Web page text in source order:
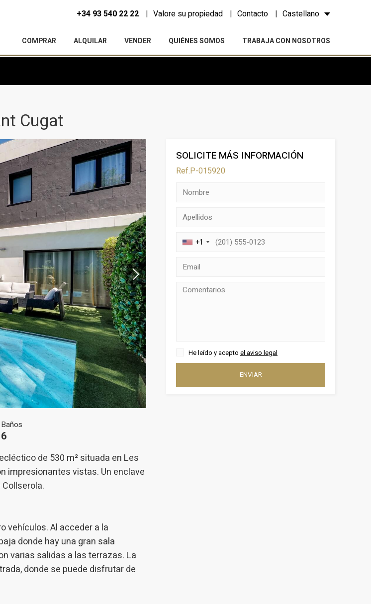
+34 93 540 22 22 Valore su propiedad Contacto Castellano
COMPRAR ALQUILAR VENDER QUIÉNES SOMOS TRABAJA CON NOSOTROS
Cugat
Baños
6
de 530 m² situada en Les
impresionantes vistas. Un enclave
vehículos. Al acceder a la
donde hay una gran sala
varias salidas a las terrazas. La
donde se puede disfrutar de
SOLICITE MÁS INFORMACIÓN
Ref.P-015920
+1
He leído y acepto el aviso legal
ENVIAR
Siempre activas
para recopilar información con la finalidad de
navegando, supone la aceptación de la
tiene la posibilidad de configurar su navegador
que sean instaladas en su disco duro, aunque
acción podrá ocasionar dificultades de navegación
análisis del comportamiento de los usuarios de este
para la elaboración de perfiles de navegación de
mejoras en función del análisis de los datos de uso
Permiten guardar la información de preferencia
recomendados.
ellas, podemos conocer los hábitos de navegación
relacionada con el perfil de navegación del
Aceptar todas